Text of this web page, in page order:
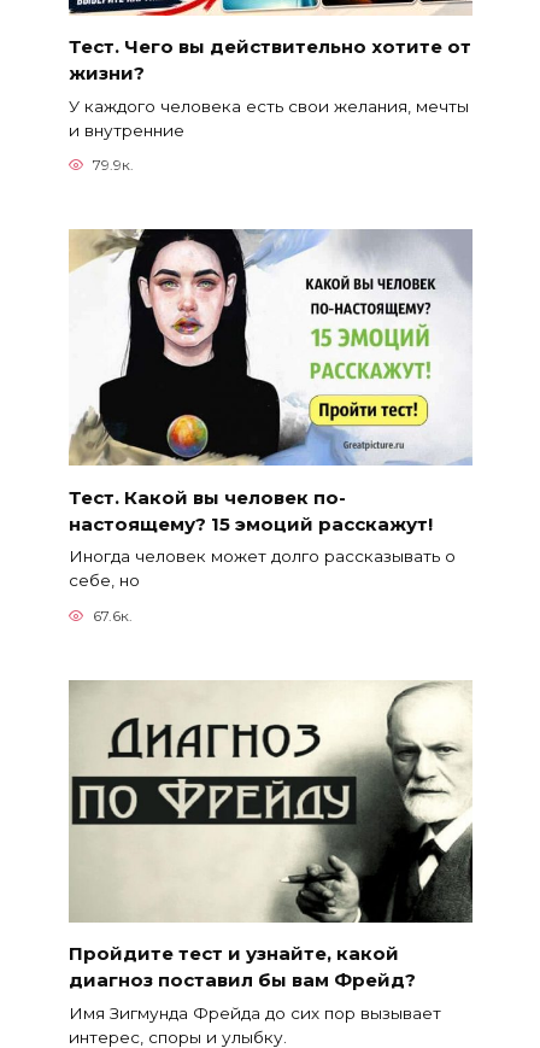
Тест. Чего вы действительно хотите от
жизни?
У каждого человека есть свои желания, мечты
и внутренние
79.9к.
Тест. Какой вы человек по-
настоящему? 15 эмоций расскажут!
Иногда человек может долго рассказывать о
себе, но
67.6к.
Пройдите тест и узнайте, какой
диагноз поставил бы вам Фрейд?
Имя Зигмунда Фрейда до сих пор вызывает
интерес, споры и улыбку.